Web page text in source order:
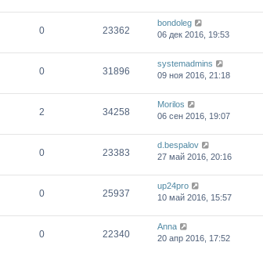
0 23362
bondoleg
06 дек 2016, 19:53
0 31896
systemadmins
09 ноя 2016, 21:18
2 34258
Morilos
06 сен 2016, 19:07
0 23383
d.bespalov
27 май 2016, 20:16
0 25937
up24pro
10 май 2016, 15:57
0 22340
Anna
20 апр 2016, 17:52